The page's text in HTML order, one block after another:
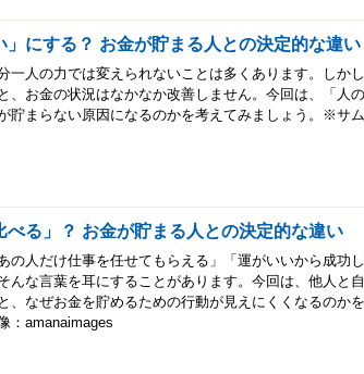
にする？ お金が貯まる人との決定的な違い
一人の力では変えられないことは多くあります。しか
、お金の状況はなかなか改善しません。今回は、「人
貯まらない原因になるのかを考えてみましょう。※サ
る」？ お金が貯まる人との決定的な違い
の人だけ仕事を任せてもらえる」「運がいいから成功
んな言葉を耳にすることがあります。今回は、他人と
、なぜお金を貯めるための行動が見えにくくなるのかを
：amanaimages